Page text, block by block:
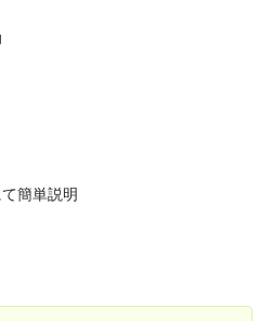
簡単説明